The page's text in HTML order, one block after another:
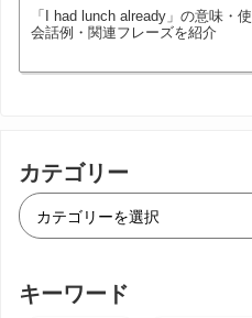
「I had lunch already」の意味・使
会話例・関連フレーズを紹介
カテゴリー
キーワード